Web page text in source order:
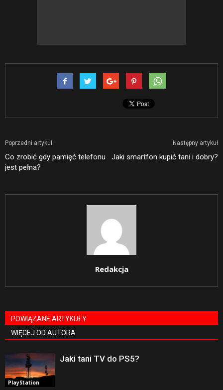
Poprzedni artykuł
Co zrobić gdy pamięć telefonu
jest pełna?
Następny artykuł
Jaki smartfon kupić tani i dobry?
Redakcja
POWIĄZANE ARTYKUŁY
WIĘCEJ OD AUTORA
PlayStation
Jaki tani TV do PS5?